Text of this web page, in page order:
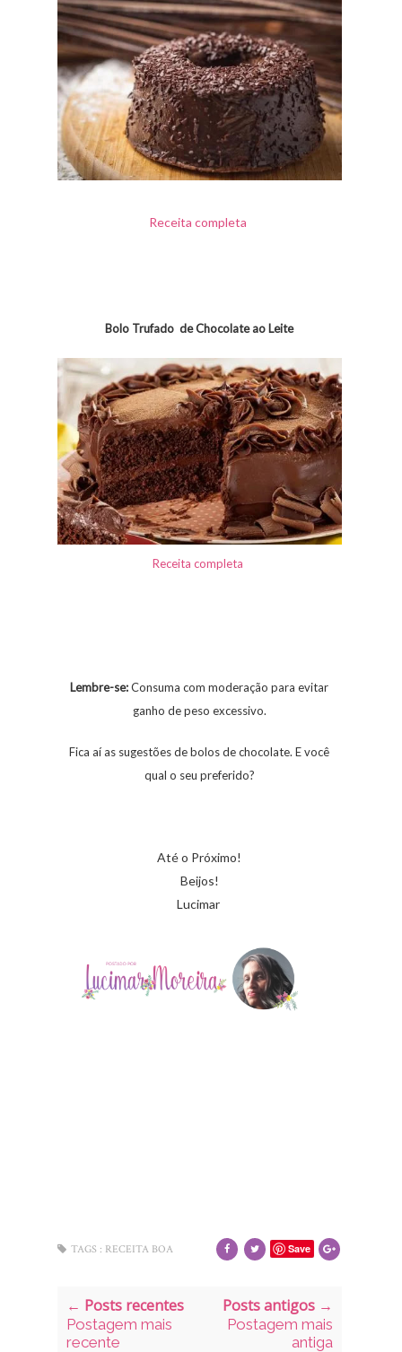
Receita completa
Bolo Trufado de Chocolate ao Leite
Receita completa
Lembre-se:Consuma com moderação para evitar
ganho de peso excessivo.
Fica aí as sugestões de bolos de chocolate. E você
qual o seu preferido?
Até o Próximo!
Beijos!
Lucimar
Save
TAGS : RECEITA BOA
← Posts recentes
Postagem mais
recente
Posts antigos →
Postagem mais
antiga